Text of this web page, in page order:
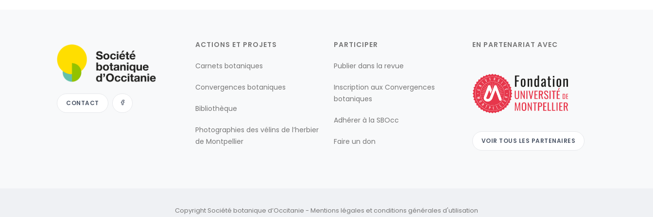
CONTACT
ACTIONS ET PROJETS
Carnets botaniques
Convergences botaniques
Bibliothèque
Photographies des vélins de l’herbier
de Montpellier
PARTICIPER
Publier dans la revue
Inscription aux Convergences
botaniques
Adhérer à la SBOcc
Faire un don
EN PARTENARIAT AVEC
VOIR TOUS LES PARTENAIRES
Copyright Société botanique d’Occitanie - Mentions légales et conditions générales d'utilisation